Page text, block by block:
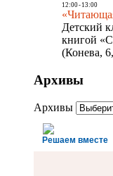
12:00- 13:00
Детский
книгой
(Конева,
Архивы
Архивы
Решаем вместе